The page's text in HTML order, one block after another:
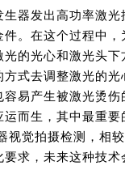
发出高功率激光
。在这个过程中
的光心和激光头
式去调整激光的
易产生被激光烫
而生，其中最重
视觉拍摄检测，相
求，未来这种技